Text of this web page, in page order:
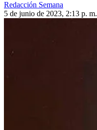
Redacción Semana
5 de junio de 2023, 2:13 p. m.